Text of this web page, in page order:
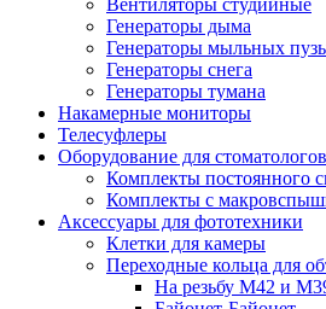
Вентиляторы студийные
Генераторы дыма
Генераторы мыльных
Генераторы снега
Генераторы тумана
Накамерные мониторы
Телесуфлеры
Оборудование для стоматологов
Комплекты постоянного
Комплекты с
Аксессуары для фототехники
Клетки для камеры
Переходные кольца для
На резьбу М42 и